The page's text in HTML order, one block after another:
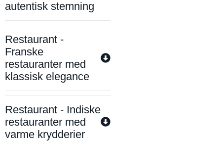
autentisk stemning
Restaurant -
Franske
restauranter med
klassisk elegance
Restaurant - Indiske
restauranter med
varme krydderier